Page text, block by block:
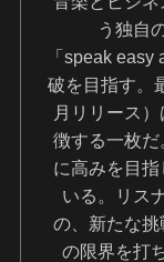
う独自
「speak
破を目指す。
月リリース
徴する一枚
に高みを目
いる。リス
の、新たな
の限界を打